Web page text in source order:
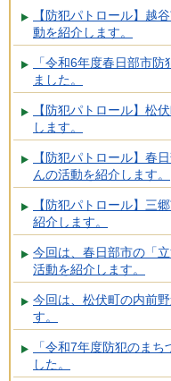
【防犯パトロール】越
動を紹介します。
「令和6年度春日部市
ました。
【防犯パトロール】松
します。
【防犯パトロール】春
んの活動を紹介します。
【防犯パトロール】三
紹介します。
今回は、春日部市の「
活動を紹介します。
今回は、松伏町の内前
す。
「令和7年度防犯のま
した。